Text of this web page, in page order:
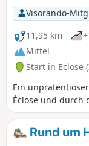
Visorando-
11,95 km
Mittel
Start in Eclose
Ein
Éclose und durch
Rund um